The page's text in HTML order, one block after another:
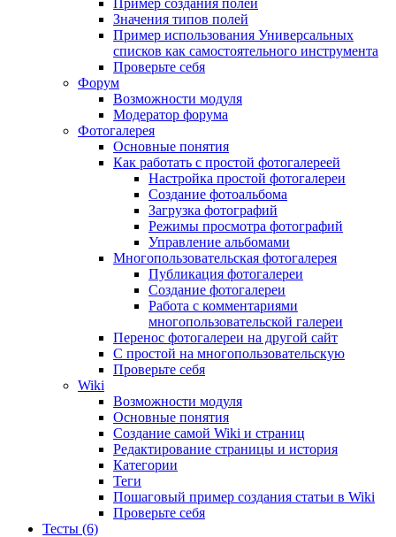
Пример создания полей
Значения типов полей
Пример использования Универсальных
списков как самостоятельного инструмента
Проверьте себя
Форум
Возможности модуля
Модератор форума
Фотогалерея
Основные понятия
Как работать с простой фотогалереей
Настройка простой фотогалереи
Создание фотоальбома
Загрузка фотографий
Режимы просмотра фотографий
Управление альбомами
Многопользовательская фотогалерея
Публикация фотогалереи
Создание фотогалереи
Работа с комментариями
многопользовательской галереи
Перенос фотогалереи на другой сайт
С простой на многопользовательскую
Проверьте себя
Wiki
Возможности модуля
Основные понятия
Создание самой Wiki и страниц
Редактирование страницы и история
Категории
Теги
Пошаговый пример создания статьи в Wiki
Проверьте себя
Тесты (6)